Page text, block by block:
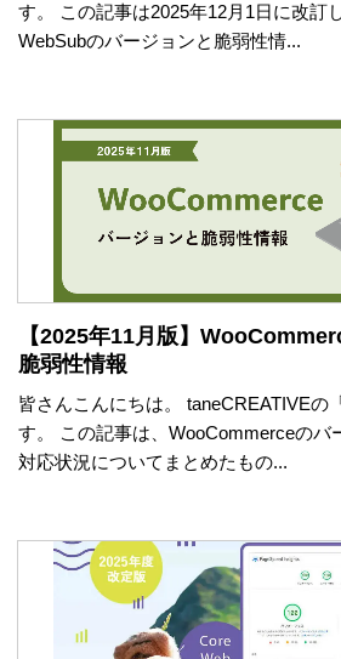
す。 この記事は2025年12月1日に改訂
WebSubのバージョンと脆弱性情...
【2025年11月版】
脆弱性情報
皆さんこんにちは。 taneCREATIVEの
す。 この記事は、WooCommerceのバ
対応状況についてまとめたもの...